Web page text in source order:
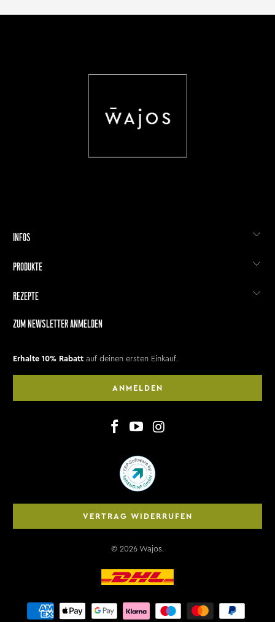
INFOS
PRODUKTE
REZEPTE
ZUM NEWSLETTER ANMELDEN
Erhalte 10% Rabatt auf deinen ersten Einkauf.
ANMELDEN
VERTRAG WIDERRUFEN
© 2026 Wajos